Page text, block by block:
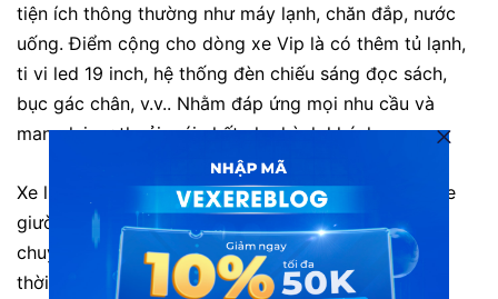
tiện ích thông thường như máy lạnh, chăn đắp, nước
uống. Điểm cộng cho dòng xe Vip là có thêm tủ lạnh,
ti vi led 19 inch, hệ thống đèn chiếu sáng đọc sách,
bục gác chân, v.v.. Nhằm đáp ứng mọi nhu cầu và
mang lại sự thoải mái nhất cho hành khách.
Xe limousine với kích thước nhỏ gọn hơn các loại xe
giường nằm trên thị trường. Nhờ đó thời gian di
chuyển sẽ nhanh hơn, dễ dàng hơn. Tiết kiệm được
thời gian cho hành khách. Cũng với kích thước nhỏ